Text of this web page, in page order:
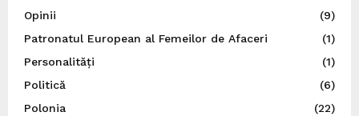
Opinii
(9)
Patronatul European al Femeilor de Afaceri
(1)
Personalități
(1)
Politică
(6)
Polonia
(22)